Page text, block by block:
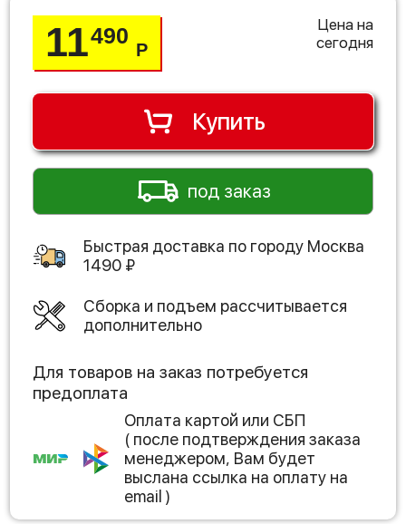
11490
Р
Цена на
сегодня
Купить
под заказ
Быстрая доставка по городу Москва
1490 ₽
Сборка и подъем рассчитывается
дополнительно
Для товаров на заказ потребуется
предоплата
Оплата картой или СБП
( после подтверждения заказа
менеджером, Вам будет
выслана ссылка на оплату на
email )